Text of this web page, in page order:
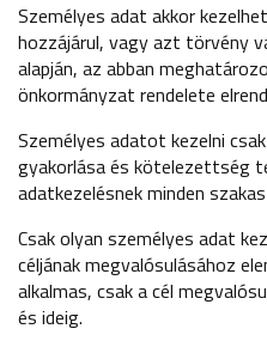
Személyes adat akkor
hozzájárul, vagy azt törvény
alapján, az abban
önkormányzat rendelete
Személyes adatot kezelni
gyakorlása és kötelezettség
adatkezelésnek minden
Csak olyan személyes adat
céljának megvalósulásához
alkalmas, csak a cél
és ideig.